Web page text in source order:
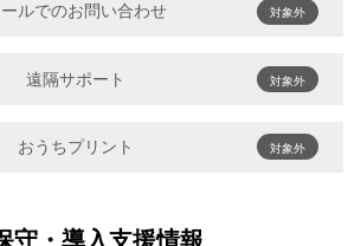
ールでのお問い合わせ 対象外
遠隔サポート 対象外
おうちプリント 対象外
守・導入支援情報